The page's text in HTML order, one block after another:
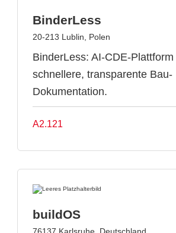
BinderLess
20-213 Lublin, Polen
BinderLess: AI-CDE-Plattform
schnellere, transparente Bau-
Dokumentation.
A2.121
buildOS